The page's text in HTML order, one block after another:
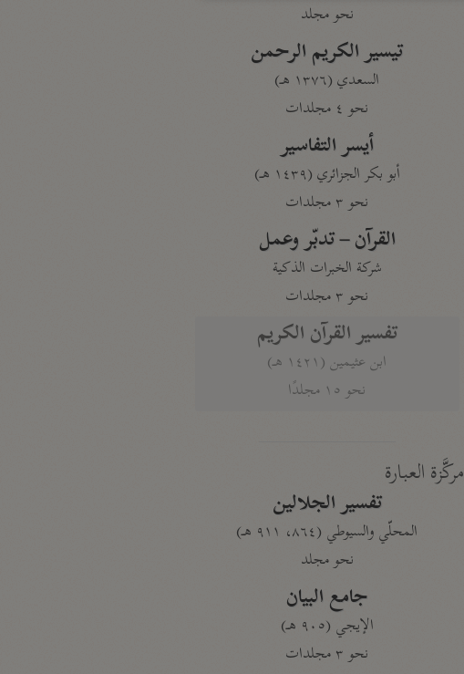
نحو مجلد
تيسير الكريم الرحمن
السعدي (١٣٧٦ هـ)
نحو ٤ مجلدات
أيسر التفاسير
أبو بكر الجزائري (١٤٣٩ هـ)
نحو ٣ مجلدات
القرآن – تدبّر وعمل
شركة الخبرات الذكية
نحو ٣ مجلدات
تفسير القرآن الكريم
ابن عثيمين (١٤٢١ هـ)
نحو ١٥ مجلدًا
مركَّزة العبارة
تفسير الجلالين
المحلّي والسيوطي (٨٦٤، ٩١١ هـ)
نحو مجلد
جامع البيان
الإيجي (٩٠٥ هـ)
نحو ٣ مجلدات